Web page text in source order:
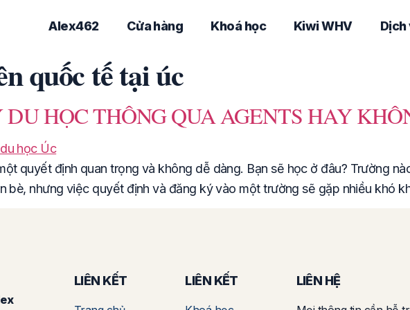
Alex462 Cửa hàng Khoá học Kiwi WHV Dịch
quốc tế tại úc
HỌC THÔNG QUA AGENTS HAY
quyết định quan trọng và không dễ dàng. Bạn sẽ học ở đâu? Trường
bè, nhưng việc quyết định và đăng ký vào một trường sẽ gặp nhiều khó
LIÊN KẾT LIÊN KẾT LIÊN HỆ